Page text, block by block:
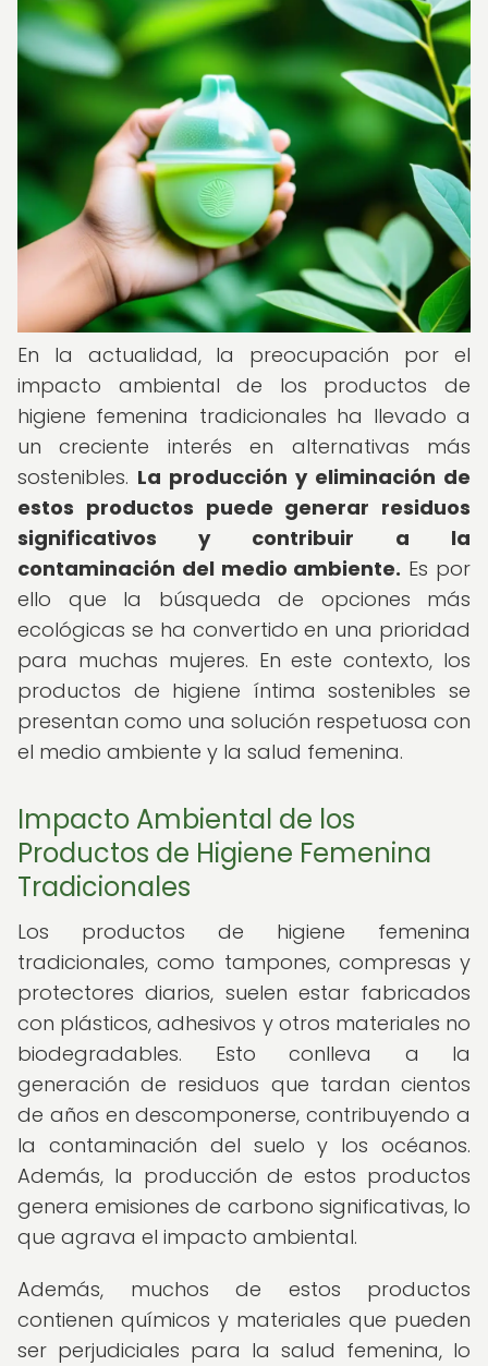
En la actualidad, la preocupación por el
impacto ambiental de los productos de
higiene femenina tradicionales ha llevado a
un creciente interés en alternativas más
sostenibles. La producción y eliminación de
estos productos puede generar residuos
significativos y contribuir a la
contaminación del medio ambiente. Es por
ello que la búsqueda de opciones más
ecológicas se ha convertido en una prioridad
para muchas mujeres. En este contexto, los
productos de higiene íntima sostenibles se
presentan como una solución respetuosa con
el medio ambiente y la salud femenina.
Impacto Ambiental de los
Productos de Higiene Femenina
Tradicionales
Los productos de higiene femenina
tradicionales, como tampones, compresas y
protectores diarios, suelen estar fabricados
con plásticos, adhesivos y otros materiales no
biodegradables. Esto conlleva a la
generación de residuos que tardan cientos
de años en descomponerse, contribuyendo a
la contaminación del suelo y los océanos.
Además, la producción de estos productos
genera emisiones de carbono significativas, lo
que agrava el impacto ambiental.
Además, muchos de estos productos
contienen químicos y materiales que pueden
ser perjudiciales para la salud femenina, lo